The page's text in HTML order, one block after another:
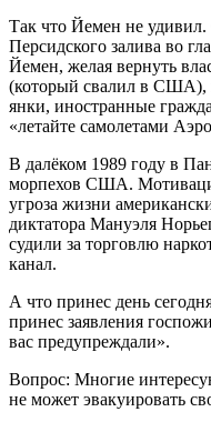
Так что Йемен не удивил.
Персидского залива во
Йемен, желая вернуть
(который свалил в США),
янки, иностранные
«летайте самолетами
В далёком 1989 году в
морпехов США.
угроза жизни
диктатора Мануэля
судили за торговлю
канал.
А что принес день
принес заявления
вас предупреждали».
Вопрос: Многие
не может эвакуировать